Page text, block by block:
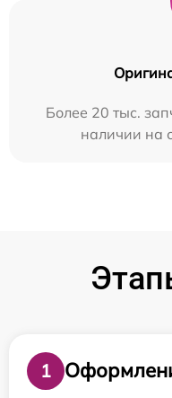
Более 20 тыс.
наличии на
1